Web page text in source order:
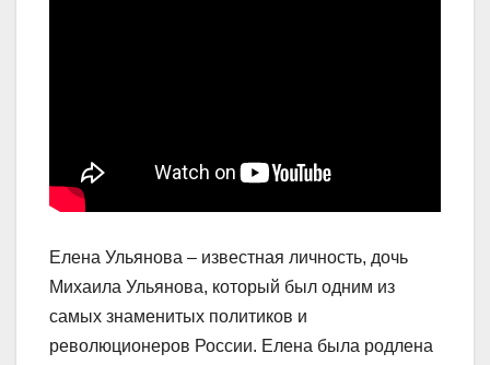
Елена Ульянова – известная личность, дочь
Михаила Ульянова, который был одним из
самых знаменитых политиков и
революционеров России. Елена была родлена